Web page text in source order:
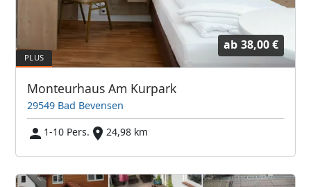
ab 38,00 €
Monteurhaus Am Kurpark
29549 Bad Bevensen
1-10 Pers.
24,98 km